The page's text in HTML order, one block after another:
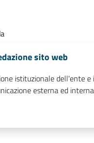
sito web
istituzionale dell'ente e i
esterna ed